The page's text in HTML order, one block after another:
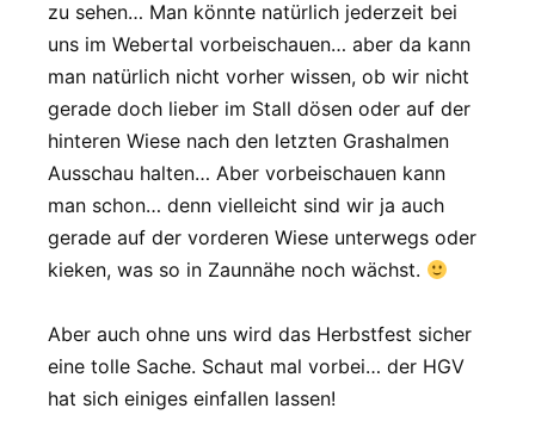
zu sehen… Man könnte natürlich jederzeit bei
uns im Webertal vorbeischauen… aber da kann
man natürlich nicht vorher wissen, ob wir nicht
gerade doch lieber im Stall dösen oder auf der
hinteren Wiese nach den letzten Grashalmen
Ausschau halten… Aber vorbeischauen kann
man schon… denn vielleicht sind wir ja auch
gerade auf der vorderen Wiese unterwegs oder
kieken, was so in Zaunnähe noch wächst.
Aber auch ohne uns wird das Herbstfest sicher
eine tolle Sache. Schaut mal vorbei… der HGV
hat sich einiges einfallen lassen!